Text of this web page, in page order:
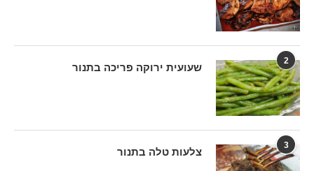
2
שעועית ירוקה פריכה בתנור
3
צלעות טלה בתנור